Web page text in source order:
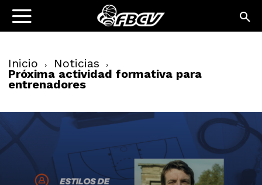
Inicio Noticias
Próxima actividad formativa para
entrenadores